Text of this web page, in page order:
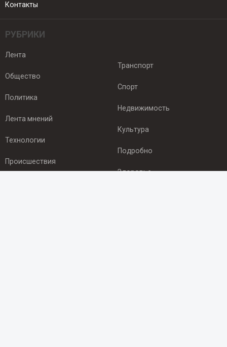
Контакты
РУБРИКИ
Лента
Общество
Политика
Лента мнений
Технологии
Происшествия
Транспорт
Спорт
Недвижимость
Культура
Подробно
Здоровье